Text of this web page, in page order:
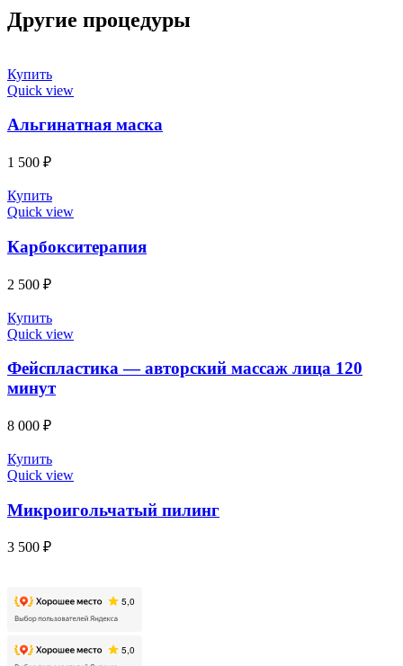
Другие процедуры
Купить
Quick view
Альгинатная маска
1 500 ₽
Купить
Quick view
Карбокситерапия
2 500 ₽
Купить
Quick view
Фейспластика — авторский массаж лица 120
минут
8 000 ₽
Купить
Quick view
Микроигольчатый пилинг
3 500 ₽